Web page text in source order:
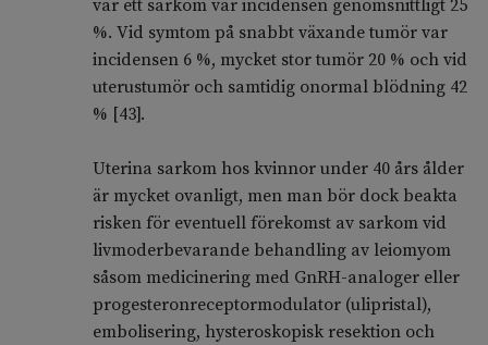
var ett sarkom var incidensen genomsnittligt 25
%. Vid symtom på snabbt växande tumör var
incidensen 6 %, mycket stor tumör 20 % och vid
uterustumör och samtidig onormal blödning 42
% [43].
Uterina sarkom hos kvinnor under 40 års ålder
är mycket ovanligt, men man bör dock beakta
risken för eventuell förekomst av sarkom vid
livmoderbevarande behandling av leiomyom
såsom medicinering med GnRH-analoger eller
progesteronreceptormodulator (ulipristal),
embolisering, hysteroskopisk resektion och